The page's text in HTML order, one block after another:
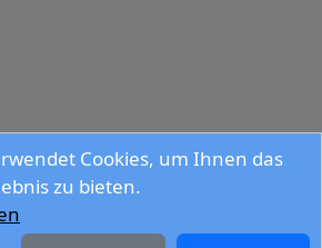
Cookies, um Ihnen das
zu bieten.